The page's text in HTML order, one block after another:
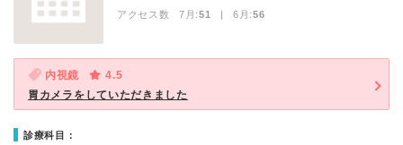
アクセス数 7月:51 | 6月:56
内視鏡
4.5
胃カメラをしていただきました
診療科目：